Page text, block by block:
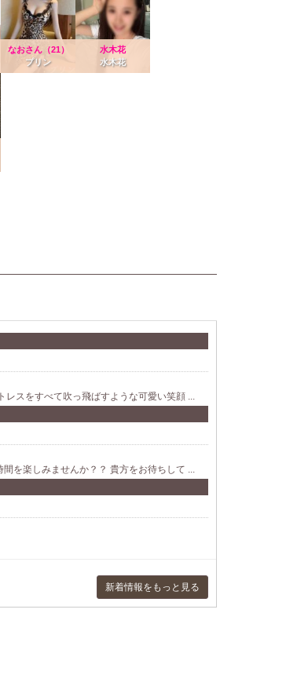
なおさん（21）
プリン
水木花
水木花
スをすべて吹っ飛ばすような可愛い笑顔 ...
を楽しみませんか？？ 貴方をお待ちして ...
頂きました。 起きているのか寝ているの ...
新着情報をもっと見る